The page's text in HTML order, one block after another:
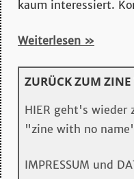
kaum interessiert.
Weiterlesen
ZURÜCK ZUM
HIER geht's wieder
"zine with no
IMPRESSUM und